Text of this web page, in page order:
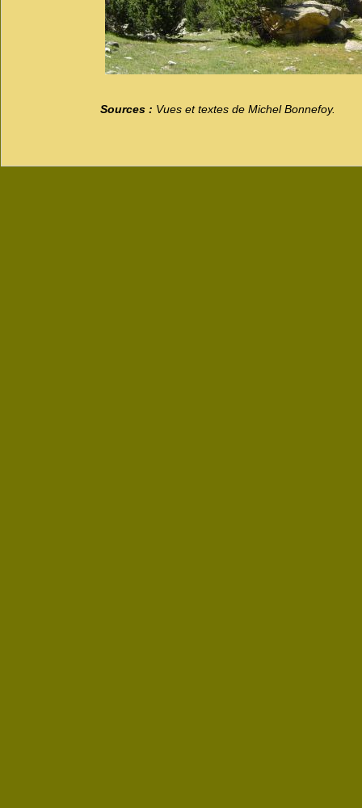
Sources : Vues et textes de Michel Bonnefoy.